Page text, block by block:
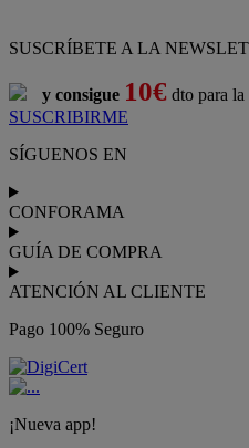
SUSCRÍBETE A LA
y consigue 10€ dto para
SUSCRIBIRME
SÍGUENOS EN
CONFORAMA
GUÍA DE COMPRA
ATENCIÓN AL CLIENTE
Pago 100% Seguro
¡Nueva app!